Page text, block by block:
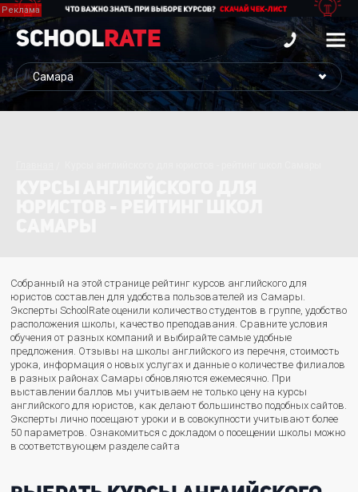
School Rate
Собранный на этой странице рейтинг курсов английского для
юристов составлен для удобства пользователей из Самары.
Эксперты SchoolRate оценили количество студентов в группе, удобство
расположения школы, качество преподавания. Сравните условия
обучения от разных компаний и выбирайте самые удобные
предложения. Отзывы на школы английского из перечня, стоимость
урока, информация о новых услугах и данные о количестве филиалов
в разных районах Самары обновляются ежемесячно. При
выставлении баллов мы учитываем не только цену на курсы
английского для юристов, как делают большинство подобных сайтов.
Эксперты лично посещают уроки и в совокупности учитывают более
50 параметров. Ознакомиться с докладом о посещении школы можно
в соответствующем разделе сайта